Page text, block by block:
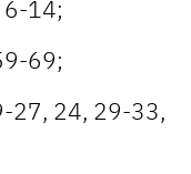
6-14;
69;
27, 24, 29-33,